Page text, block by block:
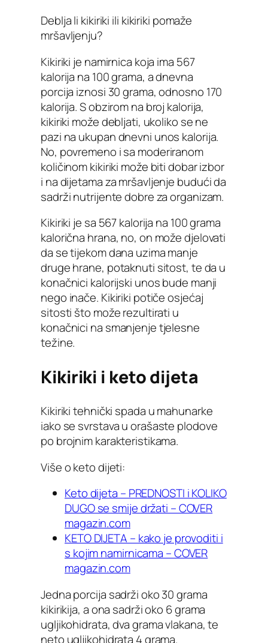
Deblja li kikiriki ili kikiriki pomaže
mršavljenju?
Kikiriki je namirnica koja ima 567
kalorija na 100 grama, a dnevna
porcija iznosi 30 grama, odnosno 170
kalorija. S obzirom na broj kalorija,
kikiriki može debljati, ukoliko se ne
pazi na ukupan dnevni unos kalorija.
No, povremeno i sa moderiranom
količinom kikiriki može biti dobar izbor
i na dijetama za mršavljenje budući da
sadrži nutrijente dobre za organizam.
Kikiriki je sa 567 kalorija na 100 grama
kalorična hrana, no, on može djelovati
da se tijekom dana uzima manje
druge hrane, potaknuti sitost, te da u
konačnici kalorijski unos bude manji
nego inače. Kikiriki potiče osjećaj
sitosti što može rezultirati u
konačnici na smanjenje tjelesne
težine.
Kikiriki i keto dijeta
Kikiriki tehnički spada u mahunarke
iako se svrstava u orašaste plodove
po brojnim karakteristikama.
Više o keto dijeti:
Keto dijeta – PREDNOSTI i KOLIKO
DUGO se smije držati – COVER
magazin.com
KETO DIJETA – kako je provoditi i
s kojim namirnicama – COVER
magazin.com
Jedna porcija sadrži oko 30 grama
kikirikija, a ona sadrži oko 6 grama
ugljikohidrata, dva grama vlakana, te
neto ugljikohidrata 4 grama.